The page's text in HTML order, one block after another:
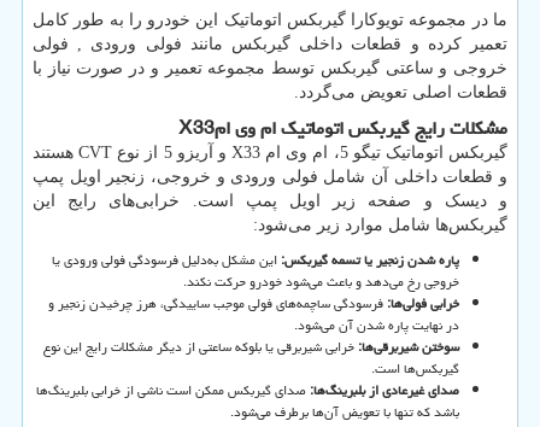
ما در مجموعه تویوکارا گیربکس اتوماتیک این خودرو را به طور کامل
تعمیر کرده و قطعات داخلی گیربکس مانند فولی ورودی , فولی
خروجی و ساعتی گیربکس توسط مجموعه تعمیر و در صورت نیاز با
قطعات اصلی تعویض می‌گردد.
مشکلات رایج گیربکس اتوماتیک ام وی امX33
گیربکس اتوماتیک تیگو 5، ام وی ام X33 و آریزو 5 از نوع CVT هستند
و قطعات داخلی آن شامل فولی ورودی و خروجی، زنجیر اویل پمپ
و دیسک و صفحه زیر اویل پمپ است. خرابی‌های رایج این
گیربکس‌ها شامل موارد زیر می‌شود:
پاره شدن زنجیر یا تسمه گیربکس:این مشکل به‌دلیل فرسودگی فولی ورودی یا
خروجی رخ می‌دهد و باعث می‌شود خودرو حرکت نکند.
خرابی فولی‌ها:فرسودگی ساچمه‌های فولی موجب ساییدگی، هرز چرخیدن زنجیر و
در نهایت پاره شدن آن می‌شود.
سوختن شیربرقی‌ها:خرابی شیربرقی یا بلوکه ساعتی از دیگر مشکلات رایج این نوع
گیربکس‌ها است.
صدای غیرعادی از بلبرینگ‌ها: صدای گیربکس ممکن است ناشی از خرابی بلبرینگ‌ها
باشد که تنها با تعویض آن‌ها برطرف می‌شود.